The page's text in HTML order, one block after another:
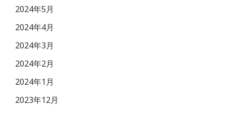
2024年5月
2024年4月
2024年3月
2024年2月
2024年1月
2023年12月